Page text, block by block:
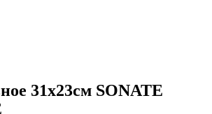
31х23см SONATE